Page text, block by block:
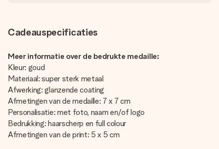
Cadeauspecificaties
Meer informatie over de bedrukte medaille:
Kleur: goud
Materiaal: super sterk metaal
Afwerking: glanzende coating
Afmetingen van de medaille: 7 x 7 cm
Personalisatie: met foto, naam en/of logo
Bedrukking: haarscherp en full colour
Afmetingen van de print: 5 x 5 cm